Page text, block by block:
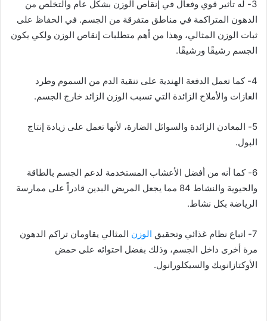
3- له تأثير قوي وفعال في إنقاص الوزن بشكل عام والتخلص من
الدهون المتراكمة في مناطق متفرقة من الجسم. في الحفاظ على
ثبات الوزن المثالي، وهذا من أهم متطلبات إنقاص الوزن ولكي يكون
الجسم رشيقًا ورشيقًا.
4- كما تعمل الدفعة الهندية على تنقية الدم من السموم وطرد
الغازات والأملاح الزائدة التي تسبب الوزن الزائد خارج الجسم.
5- المعادن الزائدة والسوائل الضارة، لأنها تعمل على زيادة إنتاج
البول.
6- كما أنه من أفضل الأعشاب المستخدمة لدعم الجسم بالطاقة
والحيوية والنشاط 84 مما يجعل المريض البدين قادراً على ممارسة
الرياضة بكل نشاط.
7- اتباع نظام غذائي وتحقيق الوزن المثالي يقاومان تراكم الدهون
مرة أخرى داخل الجسم، وذلك بفضل احتوائه على حمض
الأوكتازانويك والسيكلورانول.